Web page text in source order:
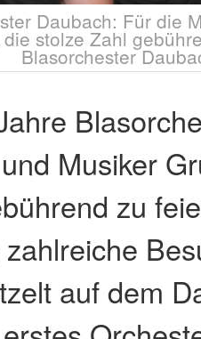
Daubach: Für die
stolze Zahl
Blasorchester
Musiker
zu
auf dem